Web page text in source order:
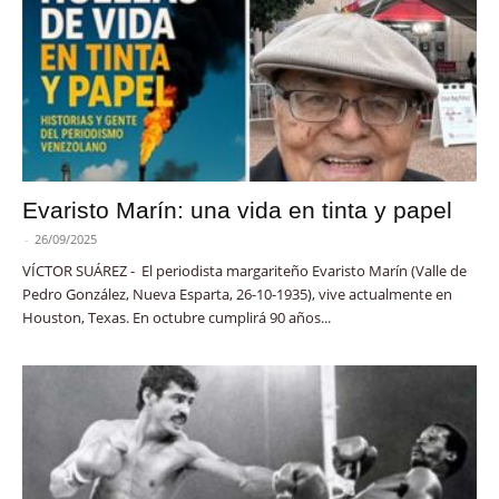
Evaristo Marín: una vida en tinta y papel
- 26/09/2025
VÍCTOR SUÁREZ - El periodista margariteño Evaristo Marín (Valle de
Pedro González, Nueva Esparta, 26-10-1935), vive actualmente en
Houston, Texas. En octubre cumplirá 90 años...